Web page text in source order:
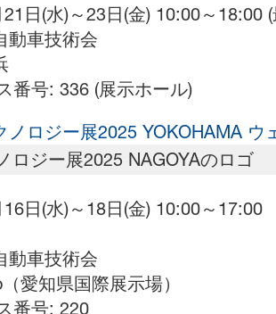
日(水)～23日(金) 10:00～18:00
動車技術会
番号: 336 (展示ホール)
ノロジー展2025 YOKOHAMA ウ
日(水)～18日(金) 10:00～17:00
動車技術会
愛知県国際展示場）
番号: 220